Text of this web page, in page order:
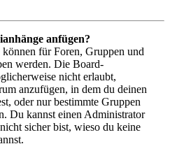
anfügen?
für Foren, Gruppen und
werden. Die Board-
nicht erlaubt,
anzufügen, in dem du deinen
oder nur bestimmte Gruppen
Du kannst einen Administrator
sicher bist, wieso du keine